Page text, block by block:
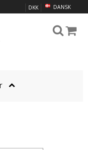
DANSK
DKK